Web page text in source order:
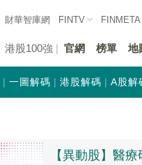
財華智庫網 FINTV FINMETA
港股100強 官網 榜單 地
一圖解碼 港股解碼 A股解
【異動股】醫